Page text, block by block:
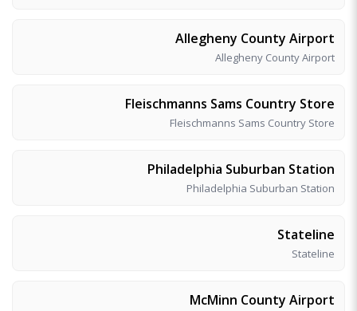
Allegheny County Airport
Allegheny County Airport
Fleischmanns Sams Country Store
Fleischmanns Sams Country Store
Philadelphia Suburban Station
Philadelphia Suburban Station
Stateline
Stateline
McMinn County Airport